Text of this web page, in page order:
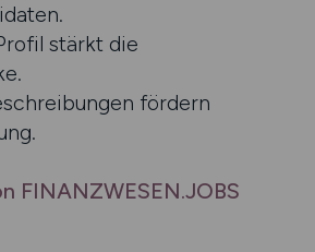
stärkt die
fördern
FINANZWESEN.JOBS